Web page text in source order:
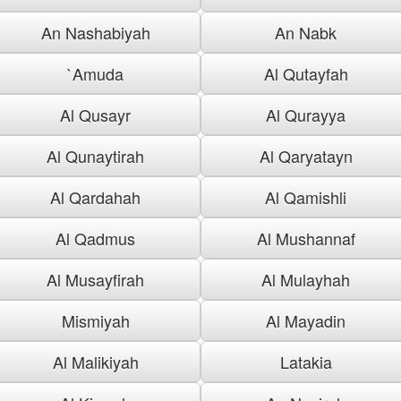
An Nashabiyah
An Nabk
`Amuda
Al Qutayfah
Al Qusayr
Al Qurayya
Al Qunaytirah
Al Qaryatayn
Al Qardahah
Al Qamishli
Al Qadmus
Al Mushannaf
Al Musayfirah
Al Mulayhah
Mismiyah
Al Mayadin
Al Malikiyah
Latakia